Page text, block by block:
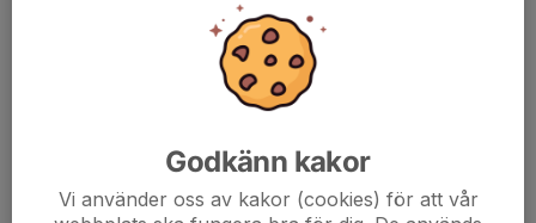
Här hamnar automatiskt de senaste nyheterna på hemsidan. För
att kunna börja administrera hemsidan loggar du in högst upp till
Godkänn kakor
Vi använder oss av kakor (cookies) för att vår